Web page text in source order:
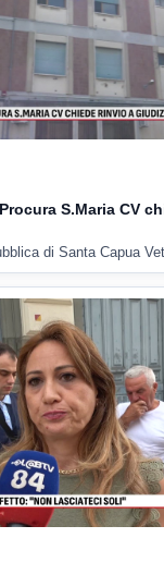
S.Maria CV
di Santa Capua